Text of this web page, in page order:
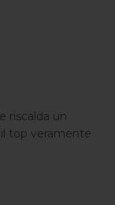
riscalda un
top veramente